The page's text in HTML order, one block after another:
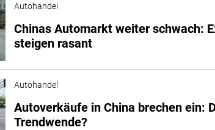
Autohandel
Chinas Automarkt weiter schwach:
steigen rasant
Autohandel
Autoverkäufe in China brechen ein:
Trendwende?